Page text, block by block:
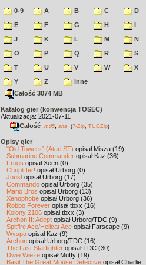
0-9 A B C
D
E
F G H
I
J
K L M
N
O
P Q R
S
T
U V W
X
Y
Z
inne
Całość 3074 MB
Katalog gier (konwencja TOSEC)
Aktualizacja: 2021-07-11
Całość md5 sha (7-Zip TUGZip)
Opisy gier
"Old Towers" (Atari ST) opisał Misza (19)
Submarine Commander opisał Kaz (36)
Frogs opisał Xeen (0)
Choplifter! opisał Urborg (0)
Joust opisał Urborg (17)
Commando opisał Urborg (35)
Mario Bros opisał Urborg (13)
Xenophobe opisał Urborg (36)
Robbo Forever opisał tbxx (16)
Kolony 2106 opisał tbxx (3)
Archon II: Adept opisał Urborg/TDC (9)
Spitfire Ace/Hellcat Ace opisał Farscape (9)
Wyspa opisał Kaz (9)
Archon opisał Urborg/TDC (16)
The Last Starfighter opisał TDC (30)
Dwie Wieże opisał Muffy (19)
Basil The Great Mouse Detective opisał Charlie